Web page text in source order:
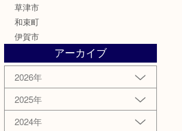
草津市
和束町
伊賀市
アーカイブ
2026年
2025年
2024年